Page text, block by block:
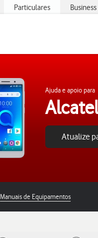
Particulares Business
Ajuda e apoio para
Atualize
Manuais de Equipamentos